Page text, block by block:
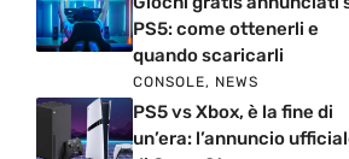
PS5: come ottenerli e
quando scaricarli
CONSOLE, NEWS
PS5 vs Xbox, è la fine di
un’era: l’annuncio